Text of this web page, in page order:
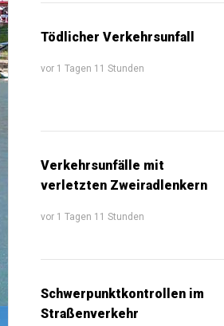
Tödlicher Verkehrsunfall
vor 1 Tagen 11 Stunden
Verkehrsunfälle mit
verletzten Zweiradlenkern
vor 1 Tagen 11 Stunden
Schwerpunktkontrollen im
Straßenverkehr